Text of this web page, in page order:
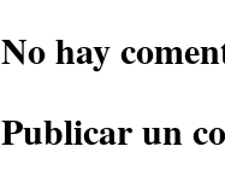
No hay
Publicar un